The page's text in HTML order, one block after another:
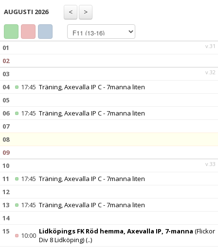
KONTAKT
AUGUSTI 2026
v.31
01
02
v.32
03
04
17:45 Träning, Axevalla IP C - 7manna liten
05
06
17:45 Träning, Axevalla IP C - 7manna liten
07
08
09
v.33
10
11
17:45 Träning, Axevalla IP C - 7manna liten
12
13
17:45 Träning, Axevalla IP C - 7manna liten
14
15
10:00 Lidköpings FK Röd hemma, Axevalla IP, 7-manna (Flickor
Div 8 Lidköping)(..)